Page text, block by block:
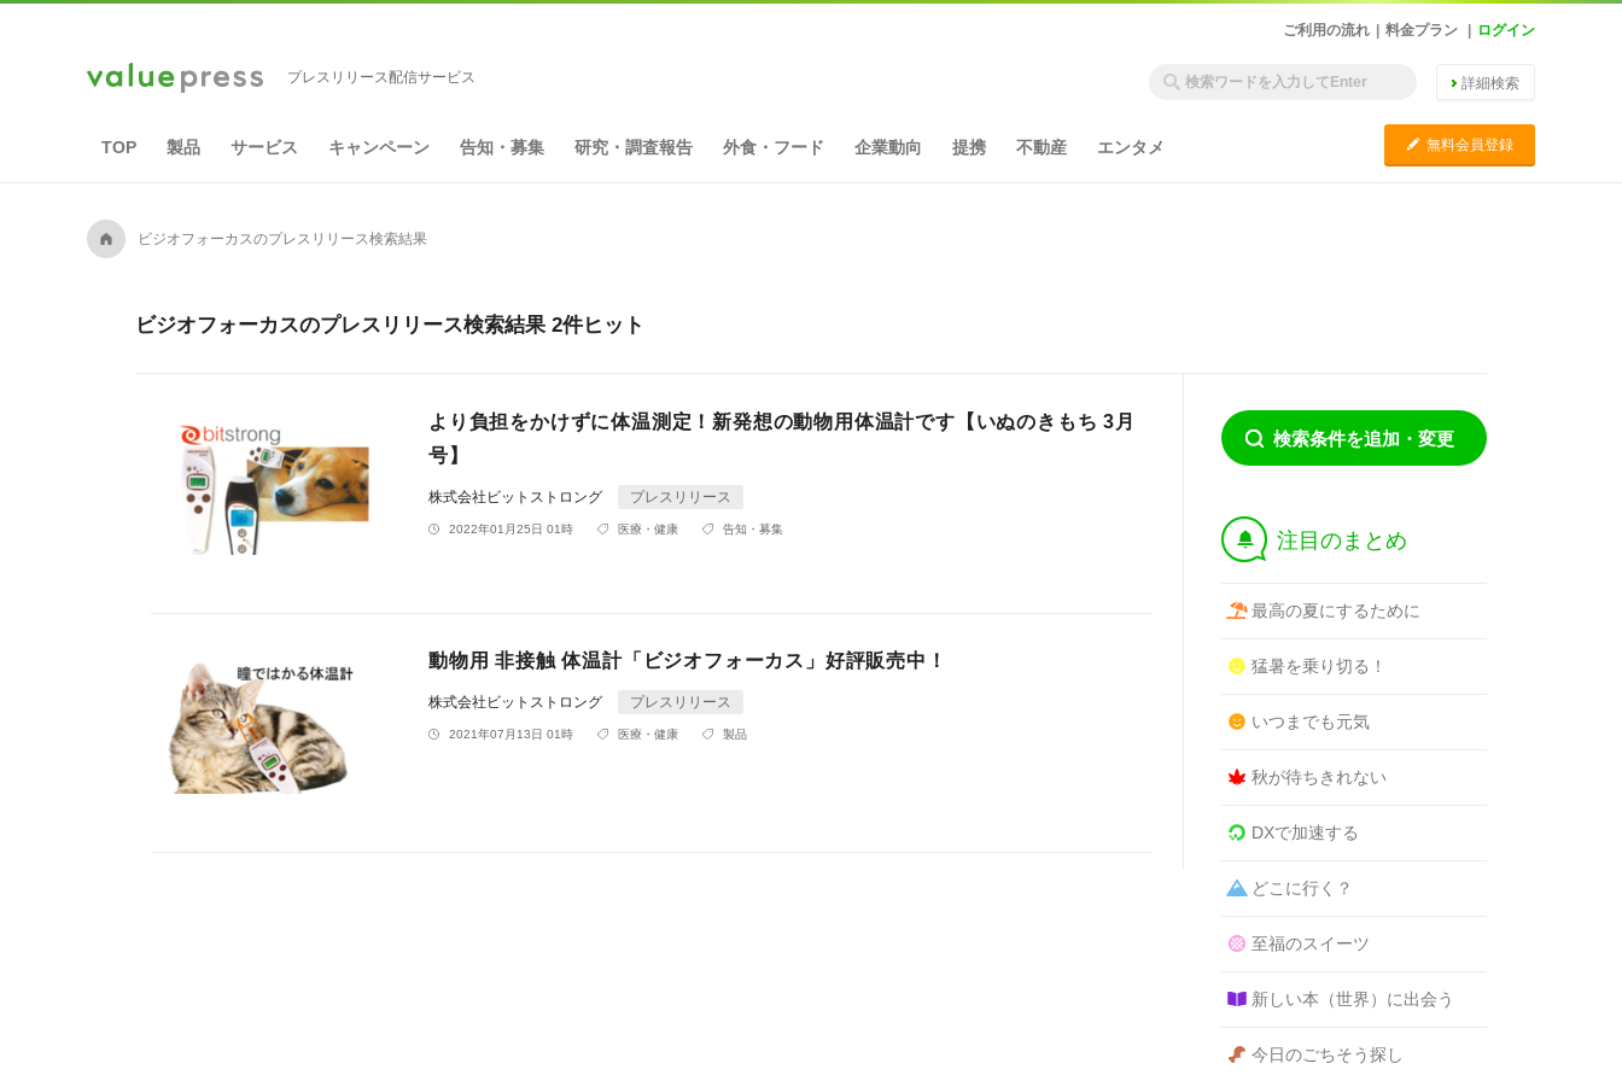
ご利用の流れ 料金プラン ログイン
プレスリリース配信サービス 詳細検索
TOP 製品 サービス キャンペーン 告知・募集 研究・調査報告 外食・フード 企業動向 提携 不動産 エンタメ C 無料会員登録
A ビジオフォーカスのプレスリリース検索結果
ビジオフォーカスのプレスリリース検索結果 2件ヒット
より負担をかけずに体温測定！新発想の動物用体温計です【いぬのきもち 3月
号】
株式会社ビットストロング プレスリリース
2022年01月25日 01時 医療・健康 告知・募集
動物用 非接触 体温計「ビジオフォーカス」好評販売中！
株式会社ビットストロング プレスリリース
2021年07月13日 01時 医療・健康 製品
検索条件を追加・変更
† 注目のまとめ
最高の夏にするために
猛暑を乗り切る！
いつまでも元気
秋が待ちきれない
DXで加速する
どこに行く？
至福のスイーツ
新しい本（世界）に出会う
今日のごちそう探し